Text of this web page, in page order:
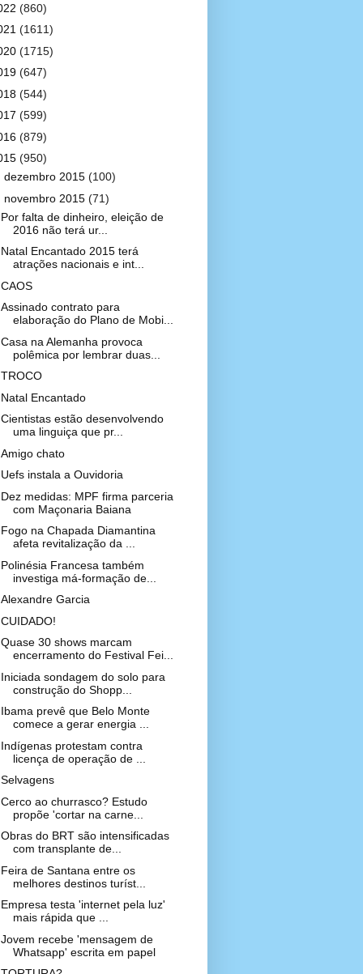
(860)
(1611)
(1715)
(647)
(544)
(599)
(879)
(950)
dezembro 2015 (100)
novembro 2015 (71)
Por falta de dinheiro, eleição de
2016 não terá ur...
Natal Encantado 2015 terá
atrações nacionais e int...
CAOS
Assinado contrato para
elaboração do Plano de Mobi...
Casa na Alemanha provoca
polêmica por lembrar duas...
TROCO
Natal Encantado
Cientistas estão desenvolvendo
uma linguiça que pr...
Amigo chato
Uefs instala a Ouvidoria
Dez medidas: MPF firma parceria
com Maçonaria Baiana
Fogo na Chapada Diamantina
afeta revitalização da ...
Polinésia Francesa também
investiga má-formação de...
Alexandre Garcia
CUIDADO!
Quase 30 shows marcam
encerramento do Festival Fei...
Iniciada sondagem do solo para
construção do Shopp...
Ibama prevê que Belo Monte
comece a gerar energia ...
Indígenas protestam contra
licença de operação de ...
Selvagens
Cerco ao churrasco? Estudo
propõe 'cortar na carne...
Obras do BRT são intensificadas
com transplante de...
Feira de Santana entre os
melhores destinos turíst...
Empresa testa 'internet pela luz'
mais rápida que ...
Jovem recebe 'mensagem de
Whatsapp' escrita em papel